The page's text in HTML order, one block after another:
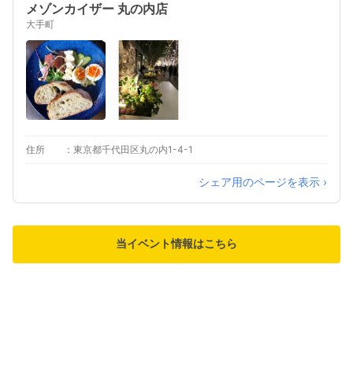
メゾンカイザー 丸の内店
大手町
住所 東京都千代田区丸の内1-4-1
シェア用のページを表示 ›
当イベント情報はこちら